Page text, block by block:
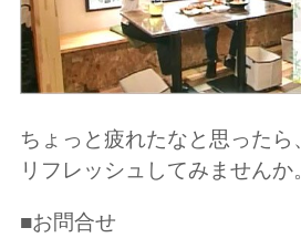
ちょっと疲れたなと思った
リフレッシュしてみませんか。
■お問合せ